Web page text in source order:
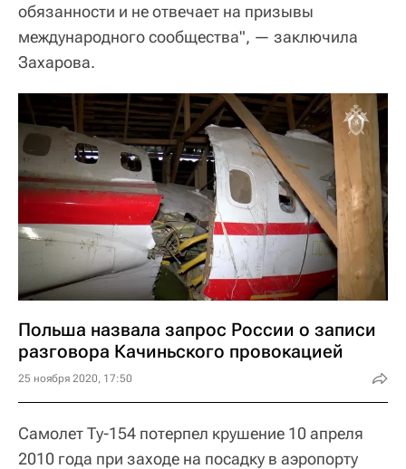
обязанности и не отвечает на призывы
международного сообщества", — заключила
Захарова.
Польша назвала запрос России о записи
разговора Качиньского провокацией
25 ноября 2020, 17:50
Самолет Ту-154 потерпел крушение 10 апреля
2010 года при заходе на посадку в аэропорту